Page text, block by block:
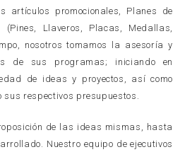
artículos promocionales, Planes de
(Pines, Llaveros, Placas, Medallas,
nosotros tomamos la asesoría y
de sus programas; iniciando en
de ideas y proyectos, así como
sus respectivos presupuestos.
de las ideas mismas, hasta
Nuestro equipo de ejecutivos